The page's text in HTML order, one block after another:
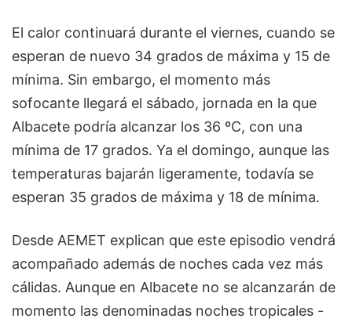
El calor continuará durante el viernes, cuando se
esperan de nuevo 34 grados de máxima y 15 de
mínima. Sin embargo, el momento más
sofocante llegará el sábado, jornada en la que
Albacete podría alcanzar los 36 ºC, con una
mínima de 17 grados. Ya el domingo, aunque las
temperaturas bajarán ligeramente, todavía se
esperan 35 grados de máxima y 18 de mínima.
Desde AEMET explican que este episodio vendrá
acompañado además de noches cada vez más
cálidas. Aunque en Albacete no se alcanzarán de
momento las denominadas noches tropicales -